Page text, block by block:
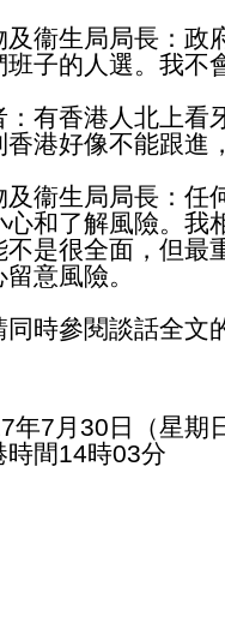
及衞生局局長：政
班子的人選。我不
：有香港人北上看
香港好像不能跟
及衞生局局長：任
心和了解風險。我
不是很全面，但最
意風險。
同時參閱談話全文
年7月30日（星期
時間14時03分